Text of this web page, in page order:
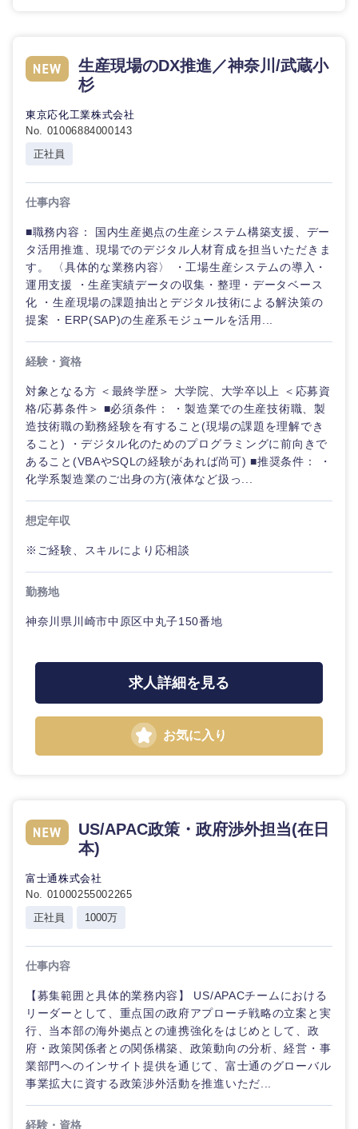
甲信越・北陸
山梨県
生産現場のDX推進／神奈川/武蔵小
杉
東京応化工業株式会社
No. 01006884000143
正社員
仕事内容
■職務内容： 国内生産拠点の生産システム構築支援、デー
タ活用推進、現場でのデジタル人材育成を担当いただきま
す。 〈具体的な業務内容〉 ・工場生産システムの導入・
運用支援 ・生産実績データの収集・整理・データベース
化 ・生産現場の課題抽出とデジタル技術による解決策の
提案 ・ERP(SAP)の生産系モジュールを活用...
経験・資格
対象となる方 ＜最終学歴＞ 大学院、大学卒以上 ＜応募資
格/応募条件＞ ■必須条件： ・製造業での生産技術職、製
造技術職の勤務経験を有すること(現場の課題を理解でき
ること) ・デジタル化のためのプログラミングに前向きで
あること(VBAやSQLの経験があれば尚可) ■推奨条件： ・
化学系製造業のご出身の方(液体など扱っ...
想定年収
※ご経験、スキルにより応相談
勤務地
神奈川県川崎市中原区中丸子150番地
求人詳細を見る
お気に入り
US/APAC政策・政府渉外担当(在日
本)
富士通株式会社
No. 01000255002265
正社員
1000万
仕事内容
【募集範囲と具体的業務内容】 US/APACチームにおける
リーダーとして、重点国の政府アプローチ戦略の立案と実
行、当本部の海外拠点との連携強化をはじめとして、政
府・政策関係者との関係構築、政策動向の分析、経営・事
業部門へのインサイト提供を通じて、富士通のグローバル
事業拡大に資する政策渉外活動を推進いただ...
経験・資格